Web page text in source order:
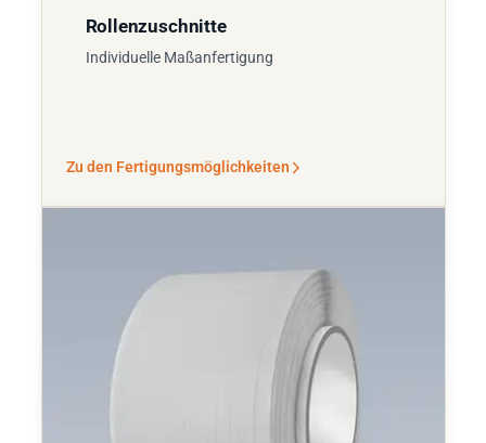
Rollenzuschnitte
Individuelle Maßanfertigung
Zu den Fertigungsmöglichkeiten